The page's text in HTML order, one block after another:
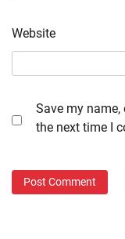
Website
Save my
the next time I